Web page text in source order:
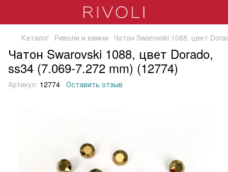
Каталог Риволи и камни Чатон Swarovski 1088, цвет
Чатон Swarovski 1088, цвет Dorado,
ss34 (7.069-7.272 mm) (12774)
Артикул: 12774 Оставить отзыв